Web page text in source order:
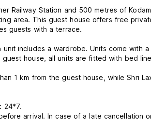
Railway Station and 500 metres of
area. This guest house offers free
guests with a terrace.
includes a wardrobe. Units come with
house, all units are fitted with bed
1 km from the guest house, while Shri
24*7.
arrival. In case of a late